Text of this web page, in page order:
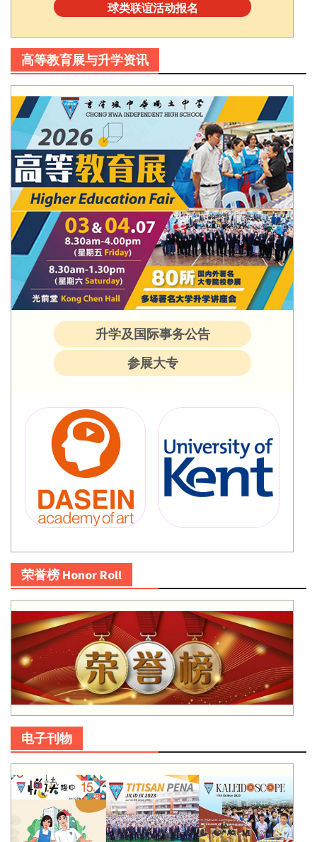
球类联谊活动报名
高等教育展与升学资讯
升学及国际事务公告
参展大专
荣誉榜 Honor Roll
电子刊物